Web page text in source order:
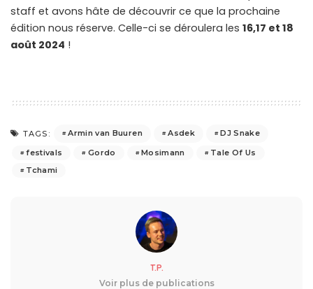
staff et avons hâte de découvrir ce que la prochaine
édition nous réserve. Celle-ci se déroulera les 16,17 et 18
août 2024 !
TAGS: Armin van Buuren Asdek
DJ Snake
festivals
Gordo Mosimann
Tale Of Us
Tchami
T.P.
Voir plus de publications